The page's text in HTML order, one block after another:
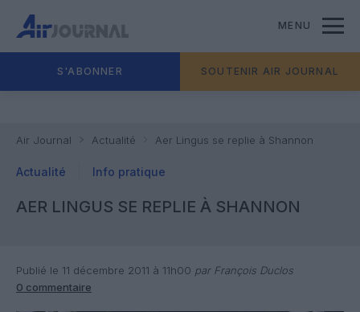
MENU
S'ABONNER SOUTENIR AIR JOURNAL
Air Journal Actualité Aer Lingus se replie à Shannon
Actualité Info pratique
AER LINGUS SE REPLIE À SHANNON
Publié le 11 décembre 2011 à 11h00 par François Duclos
0 commentaire